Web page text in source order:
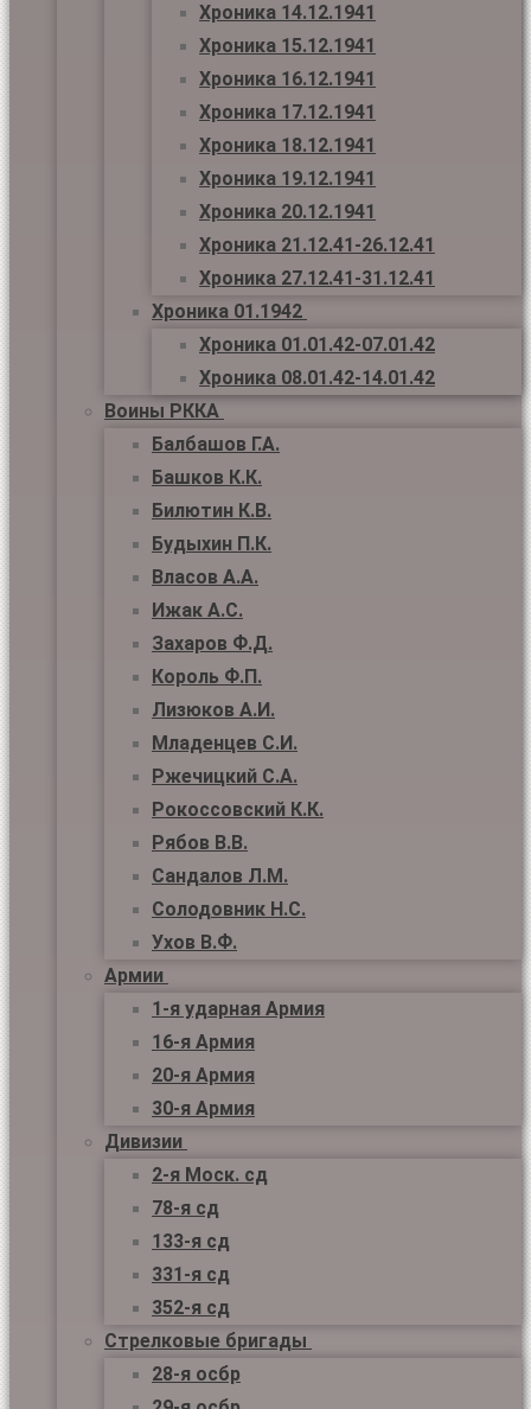
Хроника 14.12.1941
Хроника 15.12.1941
Хроника 16.12.1941
Хроника 17.12.1941
Хроника 18.12.1941
Хроника 19.12.1941
Хроника 20.12.1941
Хроника 21.12.41-26.12.41
Хроника 27.12.41-31.12.41
Хроника 01.1942
Хроника 01.01.42-07.01.42
Хроника 08.01.42-14.01.42
Воины РККА
Балбашов Г.А.
Башков К.К.
Билютин К.В.
Будыхин П.К.
Власов А.А.
Ижак А.С.
Захаров Ф.Д.
Король Ф.П.
Лизюков А.И.
Младенцев С.И.
Ржечицкий С.А.
Рокоссовский К.К.
Рябов В.В.
Сандалов Л.М.
Солодовник Н.С.
Ухов В.Ф.
Армии
1-я ударная Армия
16-я Армия
20-я Армия
30-я Армия
Дивизии
2-я Моск. сд
78-я сд
133-я сд
331-я сд
352-я сд
Стрелковые бригады
28-я осбр